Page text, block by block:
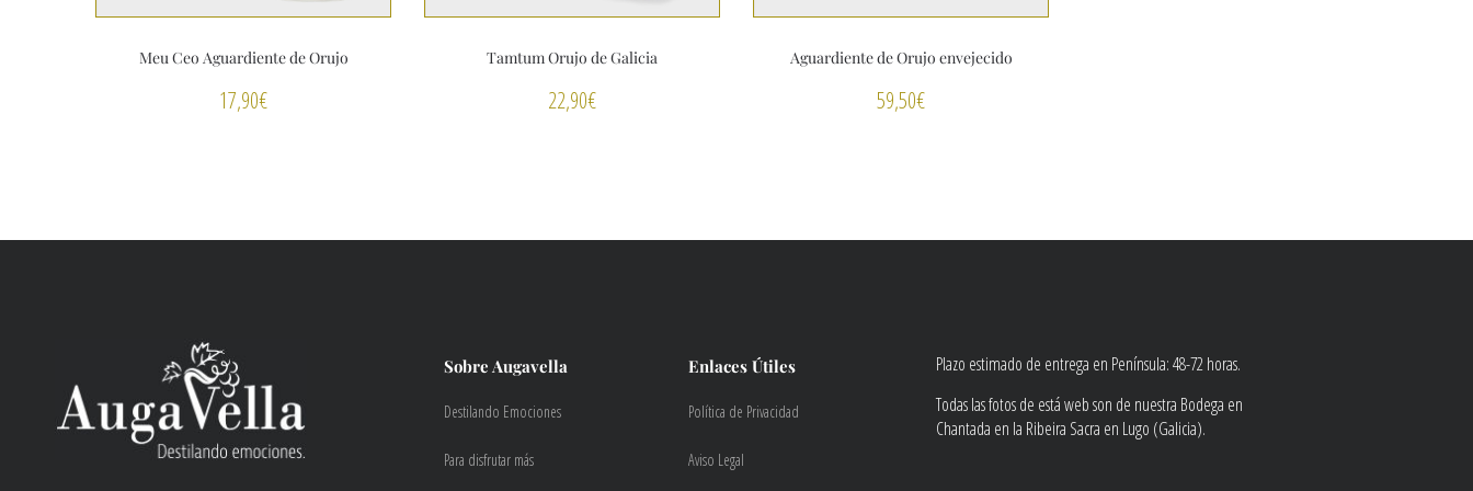
Meu Ceo Aguardiente de Orujo
17,90€
Tamtum Orujo de Galicia
22,90€
Aguardiente de Orujo envejecido
59,50€
Sobre Augavella
Destilando Emociones
Para disfrutar más
Enlaces Útiles
Política de Privacidad
Aviso Legal
Plazo estimado de entrega en Península: 48-72 horas.
Todas las fotos de está web son de nuestra Bodega en
Chantada en la Ribeira Sacra en Lugo (Galicia).